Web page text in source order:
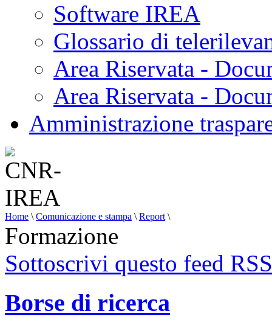
Software IREA
Glossario di
Area Riservata -
Area Riservata -
Amministrazione
Home \ Comunicazione e stampa \ Report \
Formazione
Sottoscrivi questo feed RSS
Borse di ricerca